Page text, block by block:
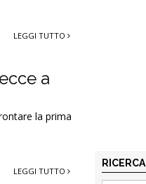
LEGGI TUTTO
a
la prima
LEGGI TUTTO
RICERCA